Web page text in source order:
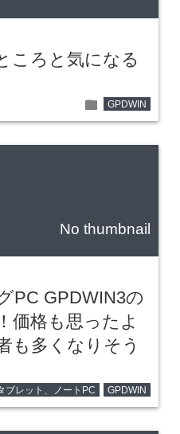
ころと気になる
folder GPDWIN
No thumbnail
PC GPDWIN3の
価格も思ったよ
も多くなりそう
ブレット、ノートPC GPDWIN